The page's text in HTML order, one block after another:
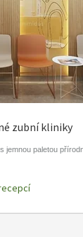
zubní kliniky
jemnou paletou